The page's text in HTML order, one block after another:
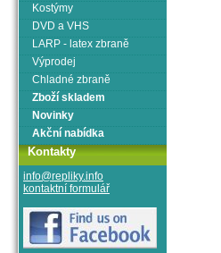
Kostýmy
DVD a VHS
LARP - latex zbraně
Výprodej
Chladné zbraně
Zboží skladem
Novinky
Akční nabídka
Kontakty
info@repliky.info
kontaktní formulář